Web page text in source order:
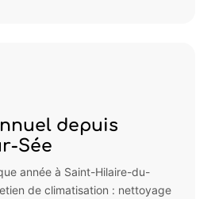
depuis
Sée
année à Saint-Hilaire-du-
de climatisation : nettoyage